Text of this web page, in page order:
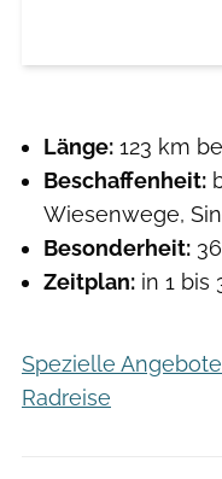
Länge: 123 km
Beschaffenheit:
Wiesenwege,
Besonderheit:
Zeitplan: in 1 bis
Spezielle
Radreise